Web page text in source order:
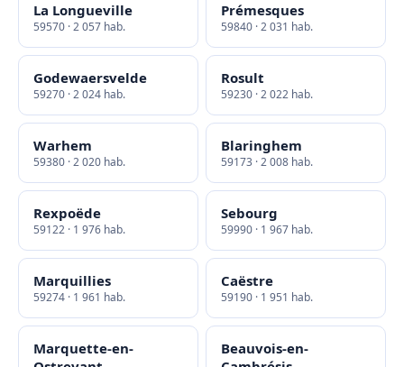
La Longueville
59570 · 2 057 hab.
Prémesques
59840 · 2 031 hab.
Godewaersvelde
59270 · 2 024 hab.
Rosult
59230 · 2 022 hab.
Warhem
59380 · 2 020 hab.
Blaringhem
59173 · 2 008 hab.
Rexpoëde
59122 · 1 976 hab.
Sebourg
59990 · 1 967 hab.
Marquillies
59274 · 1 961 hab.
Caëstre
59190 · 1 951 hab.
Marquette-en-
Beauvois-en-